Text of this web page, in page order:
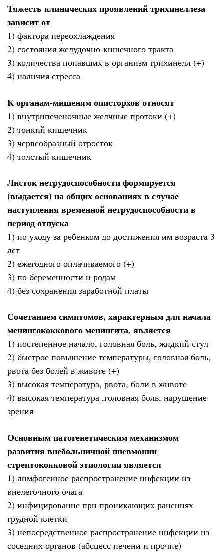
Тяжесть клинических проявлений трихинеллеза
зависит от
1) фактора переохлаждения
2) состояния желудочно-кишечного тракта
3) количества попавших в организм трихинелл (+)
4) наличия стресса
К органам-мишеням описторхов относят
1) внутрипеченочные желчные протоки (+)
2) тонкий кишечник
3) червеобразный отросток
4) толстый кишечник
Листок нетрудоспособности формируется
(выдается) на общих основаниях в случае
наступления временной нетрудоспособности в
период отпуска
1) по уходу за ребенком до достижения им возраста 3
лет
2) ежегодного оплачиваемого (+)
3) по беременности и родам
4) без сохранения заработной платы
Сочетанием симптомов, характерным для начала
менингококкового менингита, является
1) постепенное начало, головная боль, жидкий стул
2) быстрое повышение температуры, головная боль,
рвота без болей в животе (+)
3) высокая температура, рвота, боли в животе
4) высокая температура ,головная боль, нарушение
зрения
Основным патогенетическим механизмом
развития внебольничной пневмонии
стрептококковой этиологии является
1) лимфогенное распространение инфекции из
внелегочного очага
2) инфицирование при проникающих ранениях
грудной клетки
3) непосредственное распространение инфекции из
соседних органов (абсцесс печени и прочие)